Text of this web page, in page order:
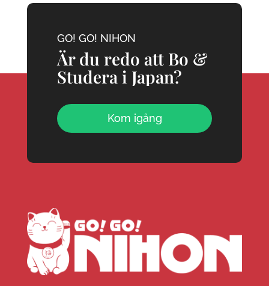
GO! GO! NIHON
Är du redo att Bo &
Studera i Japan?
Kom igång